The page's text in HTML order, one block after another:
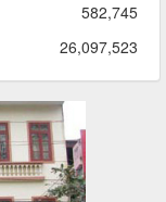
của Tổng
tự động
về các cấp
582,745
26,097,523